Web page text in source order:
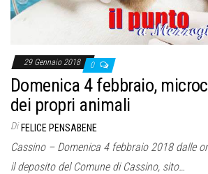
29 Gennaio 2018 0
Domenica 4 febbraio,
dei propri animali
Di FELICE PENSABENE
Cassino – Domenica 4 febbraio 2018 dalle
il deposito del Comune di Cassino, sito…